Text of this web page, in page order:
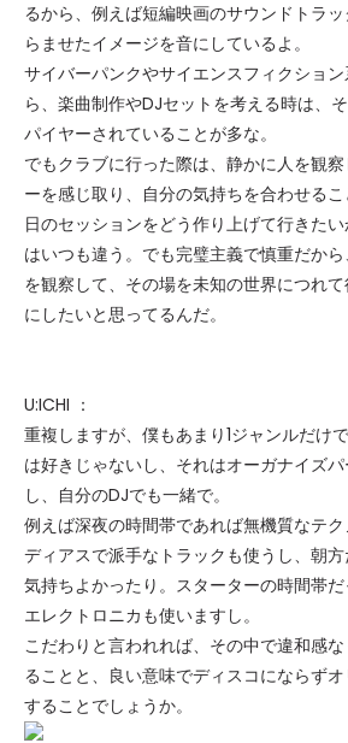
るから、例えば短編映画のサウンドトラ
らませたイメージを音にしているよ。
サイバーパンクやサイエンスフィクショ
ら、楽曲制作やDJセットを考える時は、
パイヤーされていることが多な。
でもクラブに行った際は、静かに人を観
ーを感じ取り、自分の気持ちを合わせる
日のセッションをどう作り上げて行きた
はいつも違う。でも完璧主義で慎重だか
を観察して、その場を未知の世界につれ
にしたいと思ってるんだ。
U:ICHI ：
重複しますが、僕もあまり1ジャンルだけ
は好きじゃないし、それはオーガナイズ
し、自分のDJでも一緒で。
例えば深夜の時間帯であれば無機質なテ
ディアスで派手なトラックも使うし、朝
気持ちよかったり。スターターの時間帯だ
エレクトロニカも使いますし。
こだわりと言われれば、その中で違和感
ることと、良い意味でディスコにならず
することでしょうか。